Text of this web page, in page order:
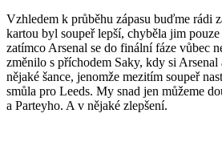
Vzhledem k průběhu zápasu buďme rádi
kartou byl soupeř lepší, chyběla jim
zatímco Arsenal se do finální fáze vůbec
změnilo s příchodem Saky, kdy si Arsenal
nějaké šance, jenomže mezitím soupeř
smůla pro Leeds. My snad jen můžeme
a Parteyho. A v nějaké zlepšení.